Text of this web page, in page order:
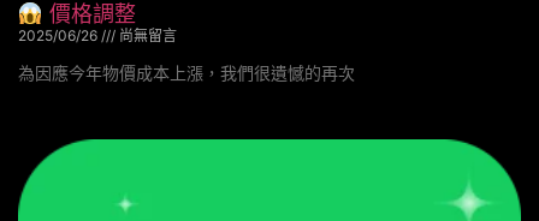
價格調整
2025/06/26 尚無留言
為因應今年物價成本上漲，我們很遺憾的再次